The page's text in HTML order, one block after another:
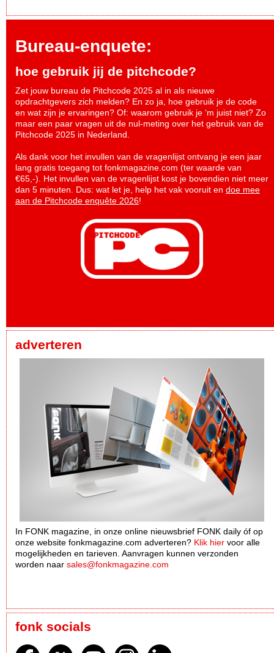
Bureau-enquete:
hoe gebruik jij de pitchcode?
Zet jouw bureau de Pitchcode 2025 al in als nieuwe
opdrachtgevers zich melden? En zo ja, hoe gebruik je de code
en wat zijn je ervaringen? Of: waarom gebruik je ‘m juist niet? Zo
maar een paar vragen uit de nul-meting over het gebruik van de
Pitchcode 2025 in Nederland.
Als dank voor het invullen van de vragenlijst ontvang je een jaar
lang gratis toegang tot fonkmagazine.com (ter waarde van
€65,-). Het invullen van de vragenlijst kost je bovendien niet meer
dan 5 minuten. Dus: wat let je, help het vak vooruit en doe mee
aan de Pitchcode enquête 2026!
adverteren
In FONK magazine, in onze online nieuwsbrief FONK daily óf op
onze website fonkmagazine.com adverteren? Klik hier voor alle
mogelijkheden en tarieven. Aanvragen kunnen verzonden
worden naar sales@fonkmagazine.com
fonk socials